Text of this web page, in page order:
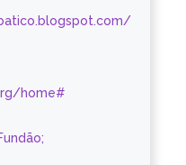
home#